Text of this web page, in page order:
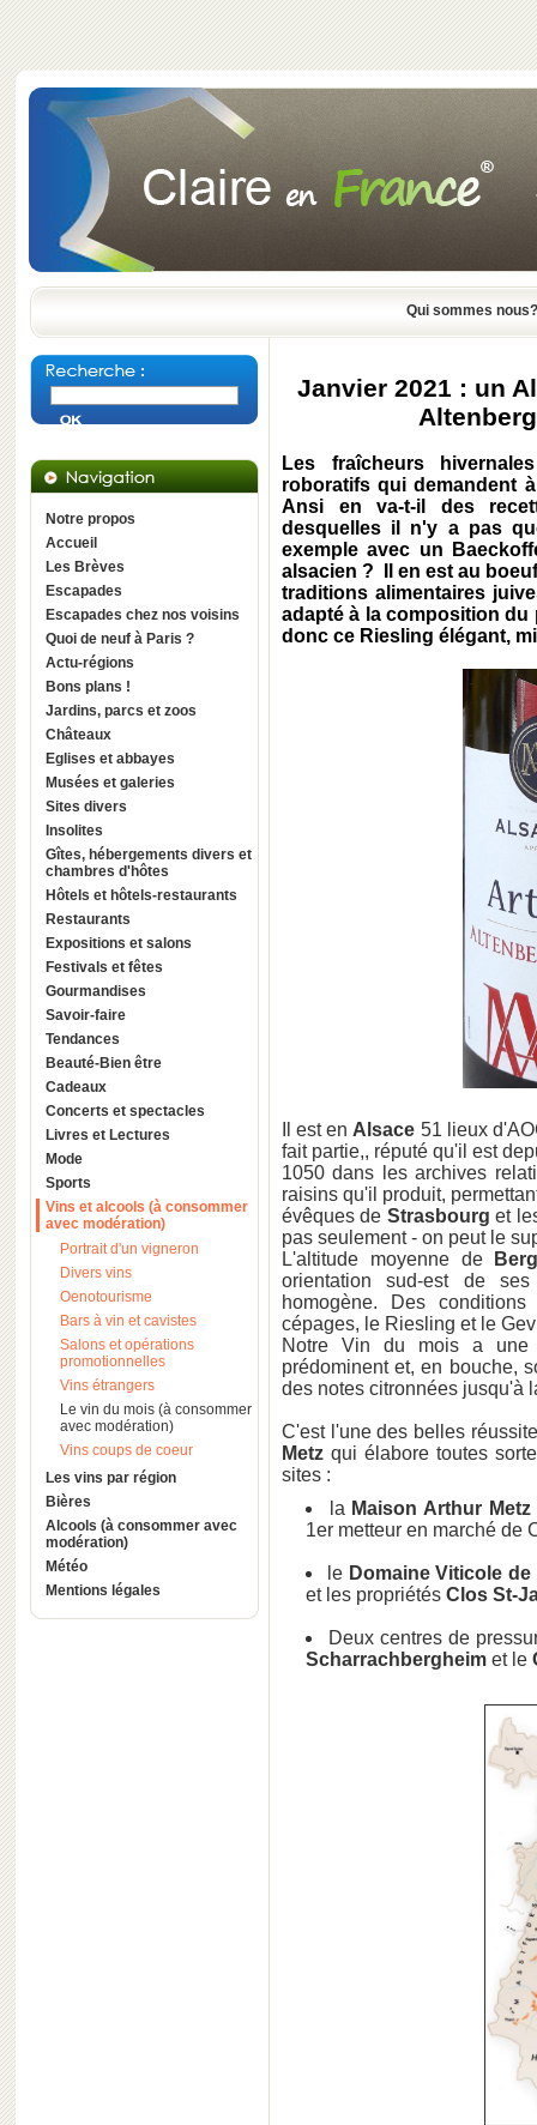
Qui sommes nous?
Notre propos
Accueil
Les Brèves
Escapades
Escapades chez nos voisins
Quoi de neuf à Paris ?
Actu-régions
Bons plans !
Jardins, parcs et zoos
Châteaux
Eglises et abbayes
Musées et galeries
Sites divers
Insolites
Gîtes, hébergements divers et
chambres d'hôtes
Hôtels et hôtels-restaurants
Restaurants
Expositions et salons
Festivals et fêtes
Gourmandises
Savoir-faire
Tendances
Beauté-Bien être
Cadeaux
Concerts et spectacles
Livres et Lectures
Mode
Sports
Vins et alcools (à consommer
avec modération)
Portrait d'un vigneron
Divers vins
Oenotourisme
Bars à vin et cavistes
Salons et opérations
promotionnelles
Vins étrangers
Le vin du mois (à consommer
avec modération)
Vins coups de coeur
Les vins par région
Bières
Alcools (à consommer avec
modération)
Météo
Mentions légales
Janvier 2021 : un
Les fraîcheurs
roboratifs qui demandent
Ansi en va-t-il des
desquelles il n'y a pas
exemple avec un
alsacien ? Il en est au
traditions alimentaires
adapté à la composition du
donc ce Riesling élégant,
Il est en Alsace 51 lieux
fait partie,, réputé qu'il est
1050 dans les archives
raisins qu'il produit,
évêques de Strasbourget
pas seulement - on peut le
L'altitude moyenne de
orientation sud-est de
homogène. Des
cépages, le Riesling et le
Notre Vin du mois a
prédominent et, en bouche,
des notes citronnées jusqu'à
C'est l'une des belles
Metz qui élabore toutes
sites :
la Maison Arthur
1er metteur en marché de
le Domaine Viticole
et les propriétés Clos St-
Deux centres de
Scharrachbergheim et le